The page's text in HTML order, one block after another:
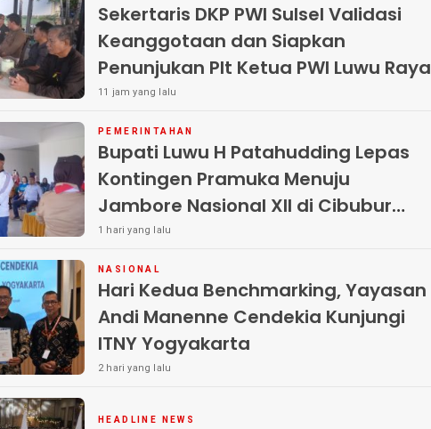
Sekertaris DKP PWI Sulsel Validasi
Keanggotaan dan Siapkan
Penunjukan Plt Ketua PWI Luwu Raya
11 jam yang lalu
PEMERINTAHAN
Bupati Luwu H Patahudding Lepas
Kontingen Pramuka Menuju
Jambore Nasional XII di Cibubur
Tahun 2026
1 hari yang lalu
NASIONAL
Hari Kedua Benchmarking, Yayasan
Andi Manenne Cendekia Kunjungi
ITNY Yogyakarta
2 hari yang lalu
HEADLINE NEWS